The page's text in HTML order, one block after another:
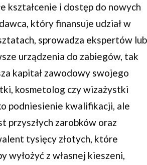
kształcenie i dostęp do nowych
który finansuje udział w
sprowadza ekspertów lub
urządzenia do zabiegów, tak
kapitał zawodowy swojego
kosmetolog czy wizażystki
podniesienie kwalifikacji, ale
przyszłych zarobków oraz
tysięcy złotych, które
wyłożyć z własnej kieszeni,